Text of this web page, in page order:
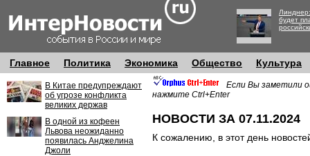
будет
Главное Политика Экономика Общество Культура
В Китае предупреждают
об угрозе конфликта
великих держав
В одной из кофеен
Львова неожиданно
появилась Анджелина
Джоли
Если Вы заметили
нажмите Ctrl+Enter
НОВОСТИ ЗА 07.11.2024
К сожалению, в этот день